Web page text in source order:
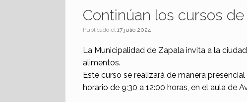
Continúan los cursos
Publicado el17 julio 2024
La Municipalidad de Zapala invita a la
alimentos.
Este curso se realizará de manera
horario de 9:30 a 12:00 horas, en el aula de